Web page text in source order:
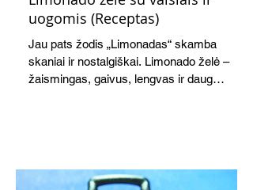
uogomis (Receptas)
Jau pats žodis „Limonadas“ skamba
skaniai ir nostalgiškai. Limonado želė –
žaismingas, gaivus, lengvas ir daug